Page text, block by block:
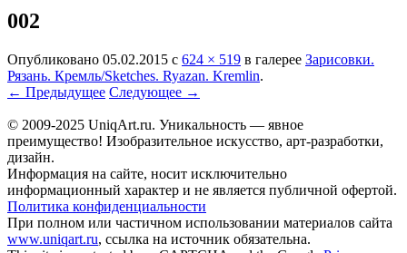
002
Опубликовано 05.02.2015 с 624 × 519 в галерее Зарисовки.
Рязань. Кремль/Sketches. Ryazan. Kremlin.
← Предыдущее Следующее →
© 2009-2025 UniqАrt.ru. Уникальность — явное
преимущество! Изобразительное искусство, арт-разработки,
дизайн.
Информация на сайте, носит исключительно
информационный характер и не является публичной офертой.
Политика конфиденциальности
При полном или частичном использовании материалов сайта
www.uniqart.ru, ссылка на источник обязательна.